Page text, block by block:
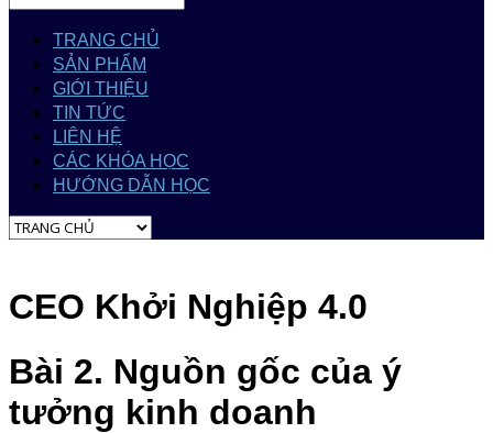
TRANG CHỦ
SẢN PHẨM
GIỚI THIỆU
TIN TỨC
LIÊN HỆ
CÁC KHÓA HỌC
HƯỚNG DẪN HỌC
CEO Khởi Nghiệp 4.0
Bài 2. Nguồn gốc của ý
tưởng kinh doanh